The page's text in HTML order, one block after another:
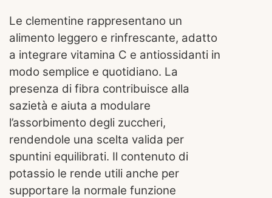
Le clementine rappresentano un
alimento leggero e rinfrescante, adatto
a integrare vitamina C e antiossidanti in
modo semplice e quotidiano. La
presenza di fibra contribuisce alla
sazietà e aiuta a modulare
l’assorbimento degli zuccheri,
rendendole una scelta valida per
spuntini equilibrati. Il contenuto di
potassio le rende utili anche per
supportare la normale funzione